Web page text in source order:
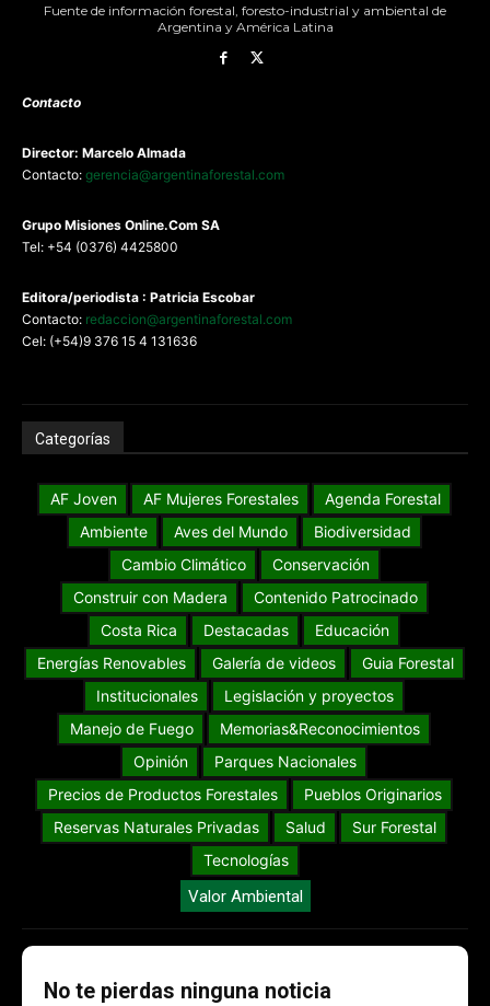
Fuente de información forestal, foresto-industrial y ambiental de
Argentina y América Latina
Contacto
Director: Marcelo Almada
Contacto: gerencia@argentinaforestal.com
Grupo Misiones Online.Com SA
Tel: +54 (0376) 4425800
Editora/periodista : Patricia Escobar
Contacto: redaccion@argentinaforestal.com
Cel: (+54)9 376 15 4 131636
Categorías
AF Joven AF Mujeres Forestales
Agenda Forestal
Ambiente
Aves del Mundo
Biodiversidad
Cambio Climático
Conservación
Construir con Madera
Contenido Patrocinado
Costa Rica
Destacadas
Educación
Energías Renovables
Galería de videos
Guia Forestal
Institucionales
Legislación y proyectos
Manejo de Fuego
Memorias&Reconocimientos
Opinión
Parques Nacionales
Precios de Productos Forestales
Pueblos Originarios
Reservas Naturales Privadas
Salud
Sur Forestal
Tecnologías
Valor Ambiental
No te pierdas ninguna noticia